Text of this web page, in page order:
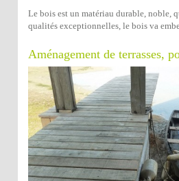
Le bois est un matériau durable, noble,
qualités exceptionnelles, le bois va
Aménagement de terrasses,